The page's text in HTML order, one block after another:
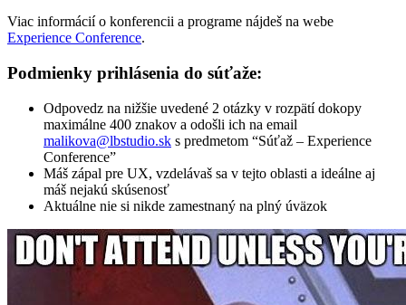
Viac informácií o konferencii a programe nájdeš na webe
Experience Conference.
Podmienky prihlásenia do súťaže:
Odpovedz na nižšie uvedené 2 otázky v rozpätí dokopy
maximálne 400 znakov a odošli ich na email
malikova@lbstudio.sk s predmetom “Súťaž – Experience
Conference”
Máš zápal pre UX, vzdelávaš sa v tejto oblasti a ideálne aj
máš nejakú skúsenosť
Aktuálne nie si nikde zamestnaný na plný úväzok